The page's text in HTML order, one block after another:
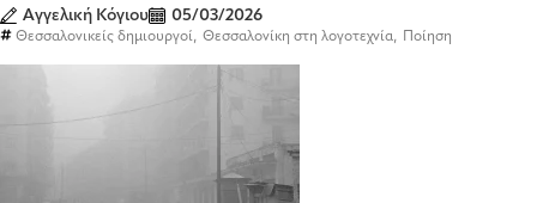
Αγγελική Κόγιου 05/03/2026
Θεσσαλονικείς δημιουργοί, Θεσσαλονίκη στη λογοτεχνία, Ποίηση